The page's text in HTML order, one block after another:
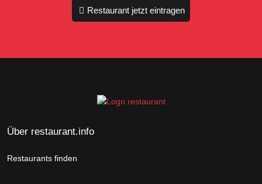
Restaurant jetzt eintragen
Über restaurant.info
Restaurants finden